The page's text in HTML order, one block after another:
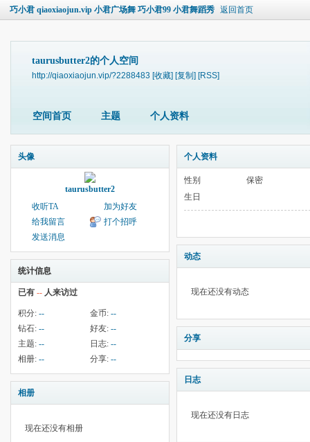
巧小君 qiaoxiaojun.vip 小君广场舞 巧小君99 小君舞蹈秀 返回首页
taurusbutter2的个人空间
http://qiaoxiaojun.vip/?2288483 [收藏] [复制] [RSS]
空间首页 主题 个人资料
头像
taurusbutter2
收听TA
加为好友
给我留言
打个招呼
发送消息
统计信息
已有 -- 人来访过
积分: -- 金币: --
钻石: -- 好友: --
主题: -- 日志: --
相册: -- 分享: --
相册
现在还没有相册
个人资料
性别
保密
生日
动态
现在还没有动态
分享
日志
现在还没有日志